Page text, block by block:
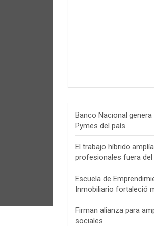
Banco Nacional
Pymes del país
El trabajo híbrido
profesionales fuera del
Escuela de
Inmobiliario fortaleció
Firman alianza para
sociales